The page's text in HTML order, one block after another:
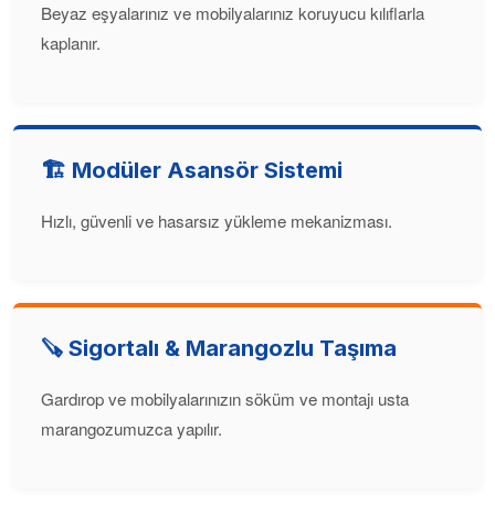
Beyaz eşyalarınız ve mobilyalarınız koruyucu kılıflarla
kaplanır.
🏗️ Modüler Asansör Sistemi
Hızlı, güvenli ve hasarsız yükleme mekanizması.
🪚 Sigortalı & Marangozlu Taşıma
Gardırop ve mobilyalarınızın söküm ve montajı usta
marangozumuzca yapılır.